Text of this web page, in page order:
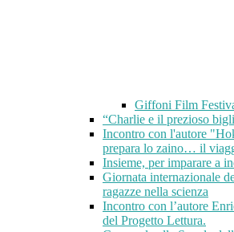
Giffoni Film
“Charlie e il prezioso
Incontro con l'autore
prepara lo zaino… il
Insieme, per imparare a
Giornata internazionale
ragazze nella scienza
Incontro con l’autore
del Progetto Lettura.